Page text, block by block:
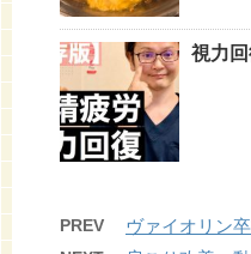
視力
PREV ヴァイオリン